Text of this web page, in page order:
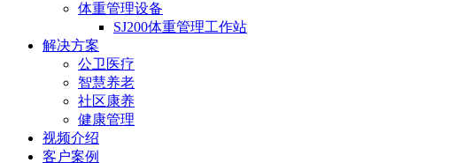
体重管理设备
SJ200体重管理工作站
解决方案
公卫医疗
智慧养老
社区康养
健康管理
视频介绍
客户案例